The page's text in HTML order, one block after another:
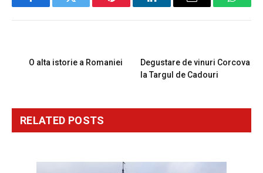
FacebookTwitter Pinterest LinkedInEmail
O alta istorie a Romaniei
Degustare de vinuri Corcova
la Targul de Cadouri
RELATED POSTS